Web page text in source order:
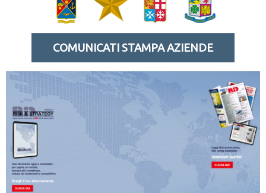
COMUNICATI STAMPA AZIENDE